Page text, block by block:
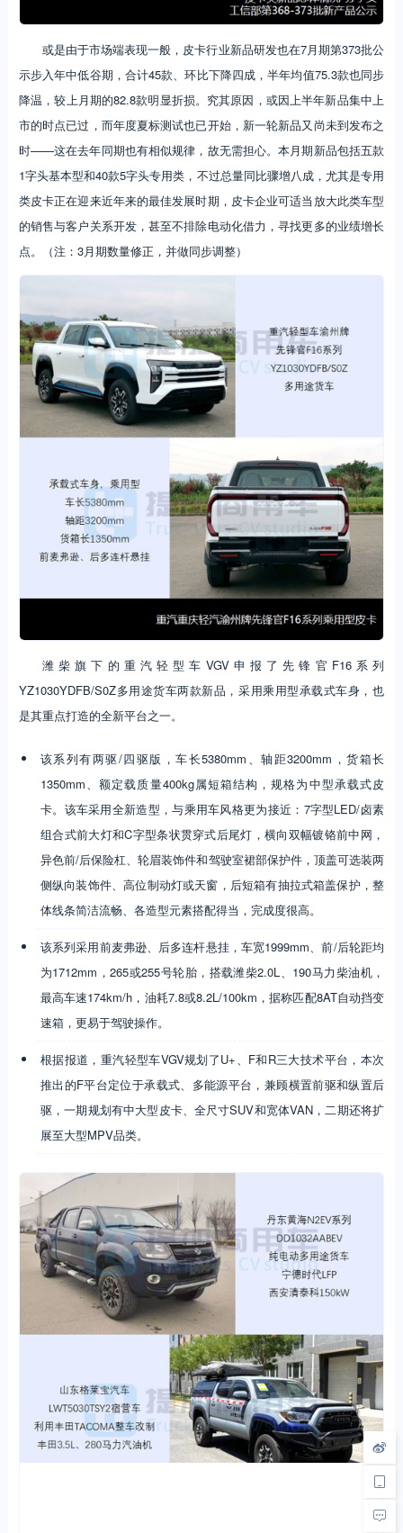
或是由于市场端表现一般，皮卡行业新品研发也在7月期第373批公
示步入年中低谷期，合计45款、环比下降四成，半年均值75.3款也同步
降温，较上月期的82.8款明显折损。究其原因，或因上半年新品集中上
市的时点已过，而年度夏标测试也已开始，新一轮新品又尚未到发布之
时——这在去年同期也有相似规律，故无需担心。本月期新品包括五款
1字头基本型和40款5字头专用类，不过总量同比骤增八成，尤其是专用
类皮卡正在迎来近年来的最佳发展时期，皮卡企业可适当放大此类车型
的销售与客户关系开发，甚至不排除电动化借力，寻找更多的业绩增长
点。（注：3月期数量修正，并做同步调整）
潍柴旗下的重汽轻型车VGV申报了先锋官F16系列
YZ1030YDFB/S0Z多用途货车两款新品，采用乘用型承载式车身，也
是其重点打造的全新平台之一。
该系列有两驱/四驱版，车长5380mm、轴距3200mm，货箱长
1350mm、额定载质量400kg属短箱结构，规格为中型承载式皮
卡。该车采用全新造型，与乘用车风格更为接近：7字型LED/卤素
组合式前大灯和C字型条状贯穿式后尾灯，横向双幅镀铬前中网，
异色前/后保险杠、轮眉装饰件和驾驶室裙部保护件，顶盖可选装两
侧纵向装饰件、高位制动灯或天窗，后短箱有抽拉式箱盖保护，整
体线条简洁流畅、各造型元素搭配得当，完成度很高。
该系列采用前麦弗逊、后多连杆悬挂，车宽1999mm、前/后轮距均
为1712mm，265或255号轮胎，搭载潍柴2.0L、190马力柴油机，
最高车速174km/h，油耗7.8或8.2L/100km，据称匹配8AT自动挡变
速箱，更易于驾驶操作。
根据报道，重汽轻型车VGV规划了U+、F和R三大技术平台，本次
推出的F平台定位于承载式、多能源平台，兼顾横置前驱和纵置后
驱，一期规划有中大型皮卡、全尺寸SUV和宽体VAN，二期还将扩
展至大型MPV品类。